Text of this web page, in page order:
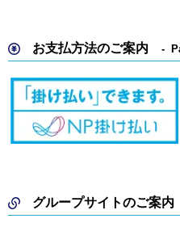
お支払方法のご案内
グループサイトのご案内